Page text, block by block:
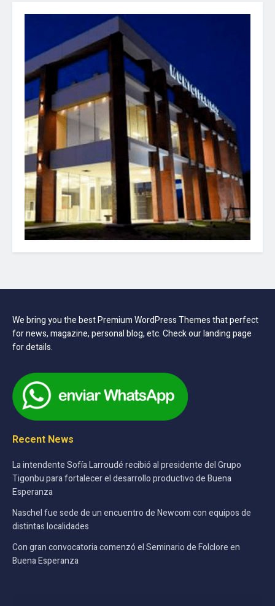
We bring you the best Premium WordPress Themes that perfect
for news, magazine, personal blog, etc. Check our landing page
for details.
Recent News
La intendente Sofía Larroudé recibió al presidente del Grupo
Tigonbu para fortalecer el desarrollo productivo de Buena
Esperanza
Naschel fue sede de un encuentro de Newcom con equipos de
distintas localidades
Con gran convocatoria comenzó el Seminario de Folclore en
Buena Esperanza